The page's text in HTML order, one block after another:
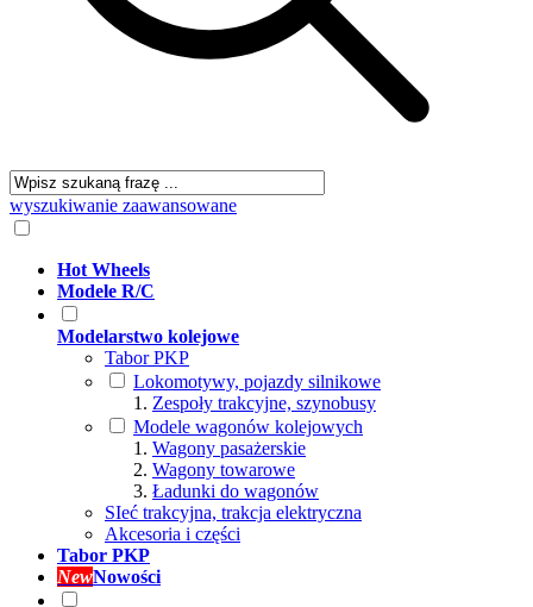
wyszukiwanie zaawansowane
Hot Wheels
Modele R/C
Modelarstwo kolejowe
Tabor PKP
Lokomotywy, pojazdy silnikowe
Zespoły trakcyjne, szynobusy
Modele wagonów kolejowych
Wagony pasażerskie
Wagony towarowe
Ładunki do wagonów
SIeć trakcyjna, trakcja elektryczna
Akcesoria i części
Tabor PKP
NewNowości